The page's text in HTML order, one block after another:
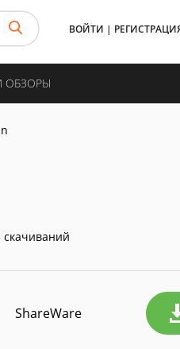
ВОЙТИ |
ОБЗОРЫ
скачиваний
ShareWare